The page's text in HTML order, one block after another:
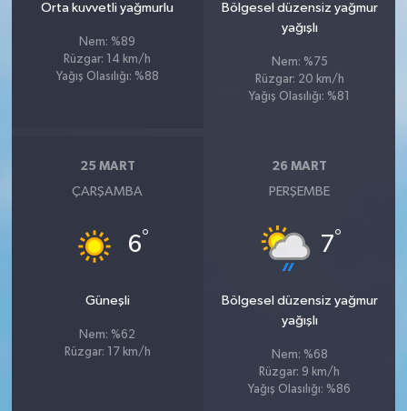
Orta kuvvetli yağmurlu
Nem: %89
Rüzgar: 14 km/h
Yağış Olasılığı: %88
Bölgesel düzensiz yağmur
yağışlı
Nem: %75
Rüzgar: 20 km/h
Yağış Olasılığı: %81
25 MART
ÇARŞAMBA
6°
Güneşli
Nem: %62
Rüzgar: 17 km/h
26 MART
PERŞEMBE
7°
Bölgesel düzensiz yağmur
yağışlı
Nem: %68
Rüzgar: 9 km/h
Yağış Olasılığı: %86